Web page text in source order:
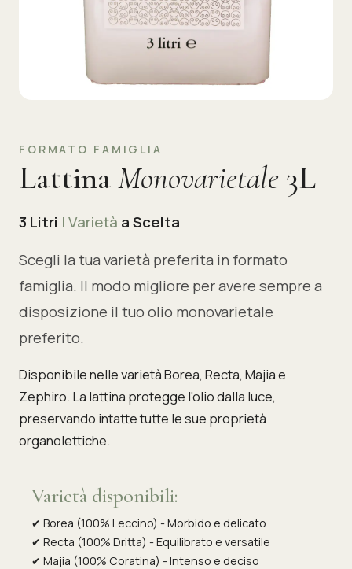
FORMATO FAMIGLIA
LattinaMonovarietale 3L
3 Litri | Varietà a Scelta
Scegli la tua varietà preferita in formato
famiglia. Il modo migliore per avere sempre a
disposizione il tuo olio monovarietale
preferito.
Disponibile nelle varietà Borea, Recta, Majia e
Zephiro. La lattina protegge l'olio dalla luce,
preservando intatte tutte le sue proprietà
organolettiche.
Varietà disponibili:
✔ Borea (100% Leccino) - Morbido e delicato
✔ Recta (100% Dritta) - Equilibrato e versatile
✔ Majia (100% Coratina) - Intenso e deciso